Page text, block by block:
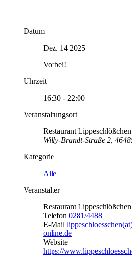
Datum
Dez. 14 2025
Vorbei!
Uhrzeit
16:30 - 22:00
Veranstaltungsort
Restaurant Lippeschlößchen
Willy-Brandt-Straße 2,
Kategorie
Alle
Veranstalter
Restaurant Lippeschlößchen
Telefon 0281/4488
E-Mail
online.de
Website
https://